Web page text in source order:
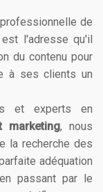
de
l'adresse qu'il
du contenu pour
à ses clients un
et experts en
marketing, nous
la recherche des
adéquation
passant par le